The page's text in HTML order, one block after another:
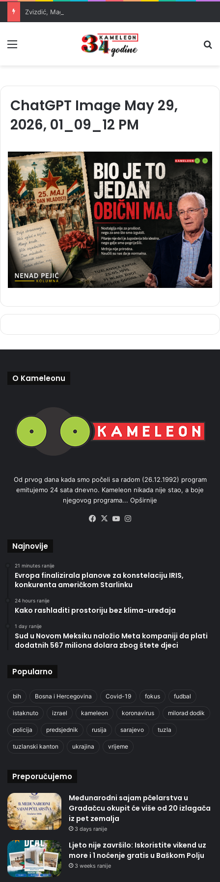
ChatGPT Image May 29,
2026, 01_09_12 PM
O Kameleonu
Od prvog dana kada smo počeli sa radom (26.12.1992) program
emitujemo 24 sata dnevno. Kameleon nikada nije stao, a boje
njegovog programa... Opširnije
Facebook
X YouTube
Najnovije
21 minutes ranije
Evropa finalizirala planove za konstelaciju IRIS,
konkurenta američkom Starlinku
24 hours ranije
Kako rashladiti prostoriju bez klima-uređaja
1 day ranije
Sud u Novom Meksiku naložio Meta kompaniji da plati
dodatnih 567 miliona dolara zbog štete djeci
Popularno
bih Bosna i Hercegovina Covid-19 fokus fudbal
istaknuto izrael kameleon koronavirus milorad dodik
policija predsjednik rusija sarajevo tuzla
tuzlanski kanton ukrajina vrijeme
Preporučujemo
Međunarodni sajam pčelarstva u
Gradačcu okupit će više od 20 izlagača
iz pet zemalja
3 days ranije
Ljeto nije završilo: Iskoristite vikend uz
more i 1 noćenje gratis u Baškom Polju
3 weeks ranije